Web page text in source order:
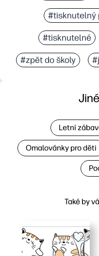
#tisknutelný
#tisknutelné
#zpět do školy
Také by
Letní
Omalovánky pro děti